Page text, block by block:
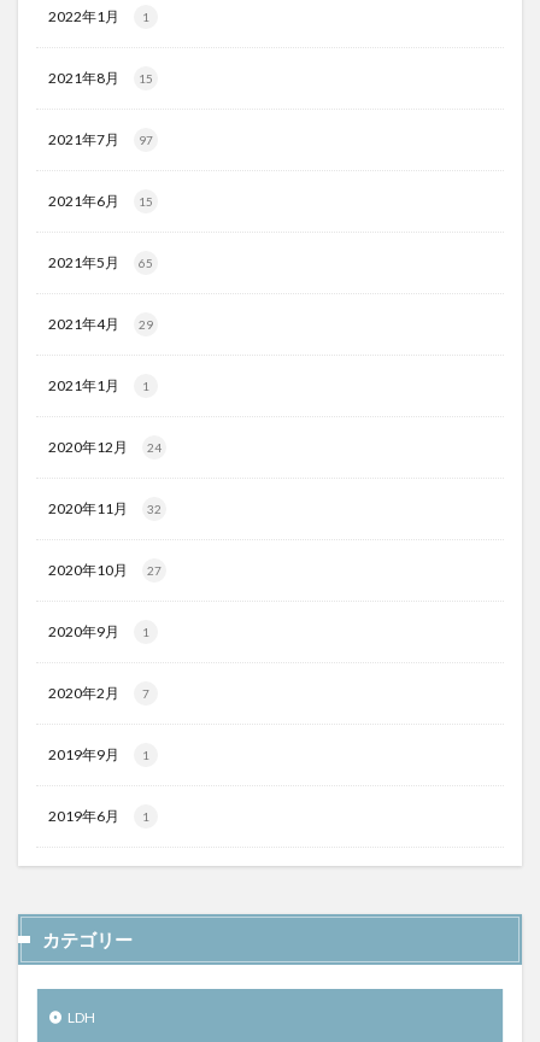
2022年1月 1
2021年8月 15
2021年7月 97
2021年6月 15
2021年5月 65
2021年4月 29
2021年1月 1
2020年12月 24
2020年11月 32
2020年10月 27
2020年9月 1
2020年2月 7
2019年9月 1
2019年6月 1
カテゴリー
LDH